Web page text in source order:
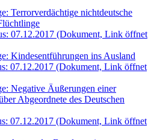
Terrorverdächtige nichtdeutsche
07.12.2017 (Dokument, Link öffnet
Kindesentführungen ins Ausland
07.12.2017 (Dokument, Link öffnet
Negative Äußerungen einer
Abgeordnete des Deutschen
07.12.2017 (Dokument, Link öffnet